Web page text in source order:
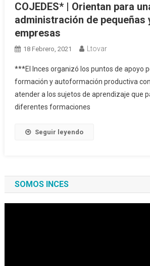
COJEDES* | Orientan para
administración de pequeñas
empresas
18 Febrero, 2021 Ltovar
***El Inces organizó los puntos de apoyo
formación y autoformación productiva
atender a los sujetos de aprendizaje que
diferentes formaciones
Seguir leyendo
SOMOS INCES